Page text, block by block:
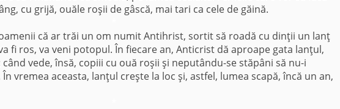
cu grijă, ouăle roşii de gâscă, mai tari ca cele de găină.
că ar trăi un om numit Antihrist, sortit să roadă cu dinţii un lanţ
fi ros, va veni potopul. În fiecare an, Anticrist dă aproape gata lanţul,
vede, însă, copiii cu ouă roşii şi neputându-se stăpâni să nu-i
vremea aceasta, lanţul creşte la loc şi, astfel, lumea scapă, încă un an,